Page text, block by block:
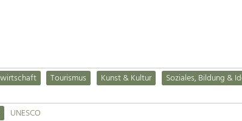
Tourismus Kunst & Kultur
Soziales, Bildung &
UNESCO